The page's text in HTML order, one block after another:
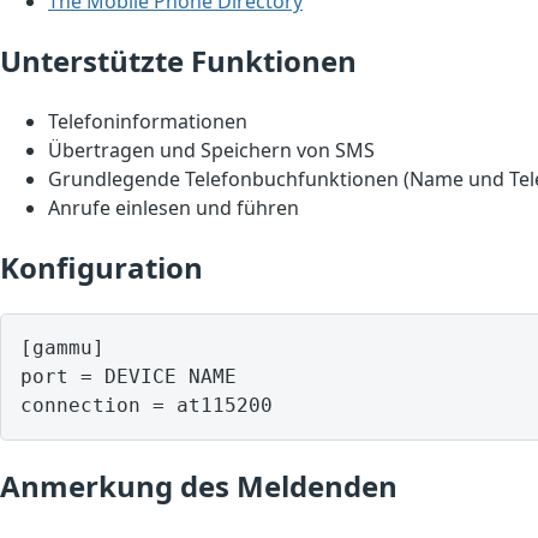
Unterstützte Funktionen
Telefoninformationen
Übertragen und Speichern von SMS
Grundlegende Telefonbuchfunktionen (Name und
Anrufe einlesen und führen
Konfiguration
[gammu]
port = DEVICE NAME
Anmerkung des Meldenden